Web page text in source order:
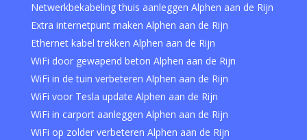
Netwerkbekabeling thuis aanleggen Alphen aan de Rijn
Extra internetpunt maken Alphen aan de Rijn
Ethernet kabel trekken Alphen aan de Rijn
WiFi door gewapend beton Alphen aan de Rijn
WiFi in de tuin verbeteren Alphen aan de Rijn
WiFi voor Tesla update Alphen aan de Rijn
WiFi in carport aanleggen Alphen aan de Rijn
WiFi op zolder verbeteren Alphen aan de Rijn